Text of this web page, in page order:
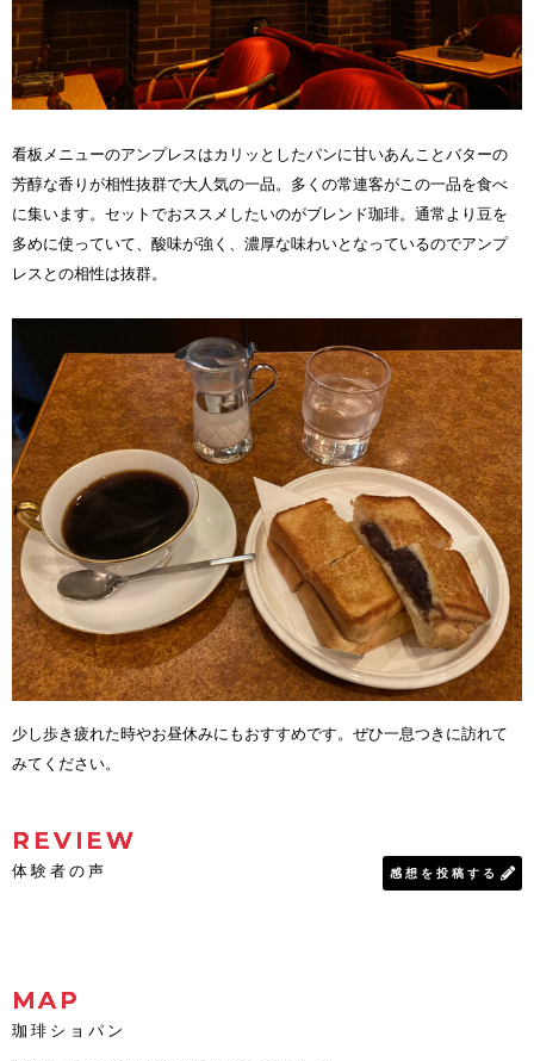
看板メニューのアンプレスはカリッとしたパンに甘いあんことバターの
芳醇な香りが相性抜群で大人気の一品。多くの常連客がこの一品を食べ
に集います。セットでおススメしたいのがブレンド珈琲。通常より豆を
多めに使っていて、酸味が強く、濃厚な味わいとなっているのでアンプ
レスとの相性は抜群。
少し歩き疲れた時やお昼休みにもおすすめです。ぜひ一息つきに訪れて
みてください。
REVIEW
体験者の声 感想を投稿する
MAP
珈琲ショパン